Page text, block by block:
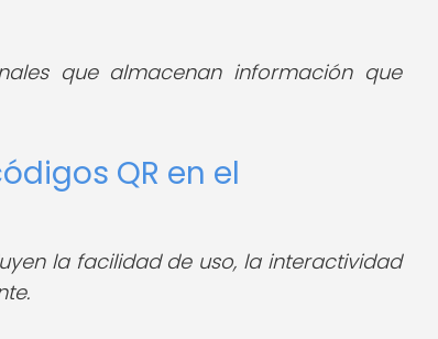
que almacenan información que
QR en el
la facilidad de uso, la interactividad